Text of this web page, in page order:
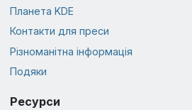
Планета KDE
Контакти для преси
Різноманітна інформація
Подяки
Ресурси